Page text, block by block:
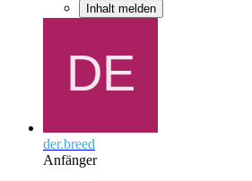
Inhalt melden
der.breed
Anfänger